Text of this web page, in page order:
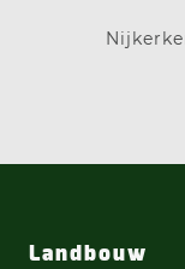
Landbouw